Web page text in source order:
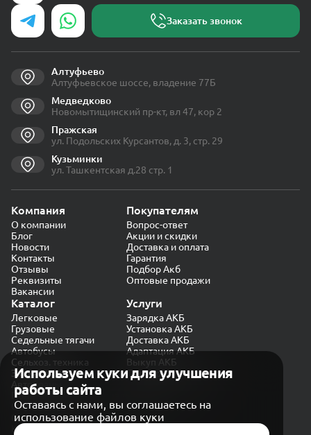
Используем куки для улучшения
работы сайта
Оставаясь с нами, вы соглашаетесь на
использование файлов куки
Заказать звонок
Алтуфьево
Алтуфьевское шоссе, владение 77Б
Медведково
Новомытищинский пр-кт, вл 47, кор 2
Пражская
ул. Подольских Курсантов, д. 3, стр. 29
Кузьминки
ул. Ташкентская д.28 стр. 1
Компания
О компании
Блог
Новости
Контакты
Отзывы
Реквизиты
Вакансии
Покупателям
Вопрос-ответ
Акции и скидки
Доставка и оплата
Гарантия
Подбор Акб
Оптовые продажи
Каталог
Легковые
Грузовые
Седельные тягачи
Автобусы
Сельхоз. техника
Экскаваторы
Автокраны
Услуги
Зарядка АКБ
Установка АКБ
Доставка АКБ
Адаптация АКБ
Выкуп АКБ
Проверка генератора
Политика конфиденциальности
Обработка персональных данных
Согласие на обработку в «Яндекс.Метрика»
Карта сайта